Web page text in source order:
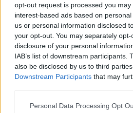
opt-out request is processed you may
interest-based ads based on
us or personal information disclosed
your opt-out. You may separately
disclosure of your personal
IAB’s list of downstream participants.
also be disclosed by us to third
Downstream Participants that may
Please note that this website/app
Personal Data Processing Opt
τους πολίτες και να
λοιπό προσωπικό.